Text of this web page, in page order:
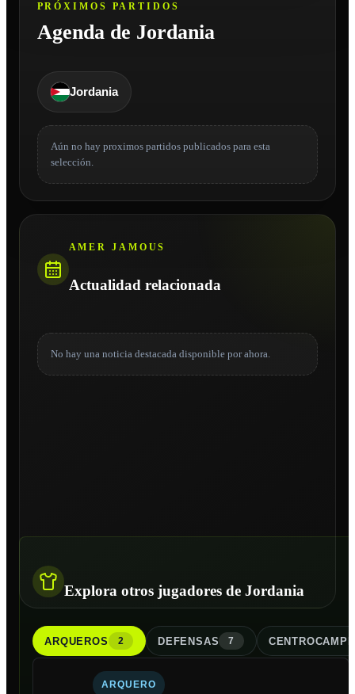
PRÓXIMOS PARTIDOS
Agenda de Jordania
Jordania
Aún no hay proximos partidos publicados para esta
selección.
AMER JAMOUS
Actualidad relacionada
No hay una noticia destacada disponible por ahora.
Explora otros jugadores de Jordania
ARQUEROS 2 DEFENSAS 7
ARQUERO